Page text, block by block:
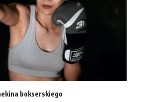
bokserskiego